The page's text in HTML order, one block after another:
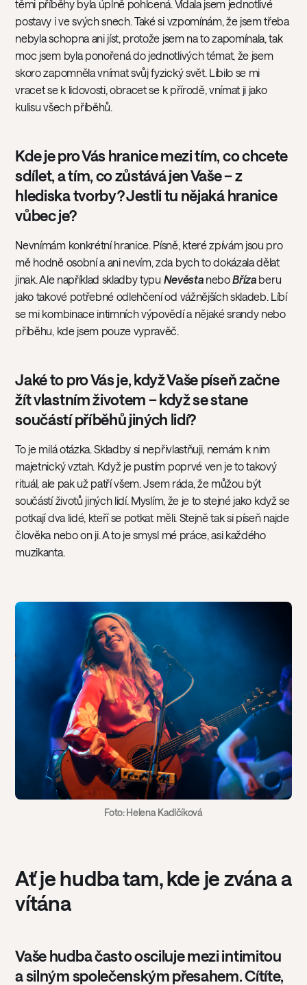
těmi příběhy byla úplně pohlcená. Vídala jsem jednotlivé
postavy i ve svých snech. Také si vzpomínám, že jsem třeba
nebyla schopna ani jíst, protože jsem na to zapomínala, tak
moc jsem byla ponořená do jednotlivých témat, že jsem
skoro zapomněla vnímat svůj fyzický svět. Líbilo se mi
vracet se k lidovosti, obracet se k přírodě, vnímat ji jako
kulisu všech příběhů.
Kde je pro Vás hranice mezi tím, co chcete
sdílet, a tím, co zůstává jen Vaše – z
hlediska tvorby? Jestli tu nějaká hranice
vůbec je?
Nevnímám konkrétní hranice. Písně, které zpívám jsou pro
mě hodně osobní a ani nevím, zda bych to dokázala dělat
jinak. Ale například skladby typu Nevěsta neboBříza beru
jako takové potřebné odlehčení od vážnějších skladeb. Líbí
se mi kombinace intimních výpovědí a nějaké srandy nebo
příběhu, kde jsem pouze vypravěč.
Jaké to pro Vás je, když Vaše píseň začne
žít vlastním životem – když se stane
součástí příběhů jiných lidí?
To je milá otázka. Skladby si nepřivlastňuji, nemám k nim
majetnický vztah. Když je pustím poprvé ven je to takový
rituál, ale pak už patří všem. Jsem ráda, že můžou být
součástí životů jiných lidí. Myslím, že je to stejné jako když se
potkají dva lidé, kteří se potkat měli. Stejně tak si píseň najde
člověka nebo on ji. A to je smysl mé práce, asi každého
muzikanta.
Foto: Helena Kadlčíková
Ať je hudba tam, kde je zvána a
vítána
Vaše hudba často osciluje mezi intimitou
a silným společenským přesahem. Cítíte,